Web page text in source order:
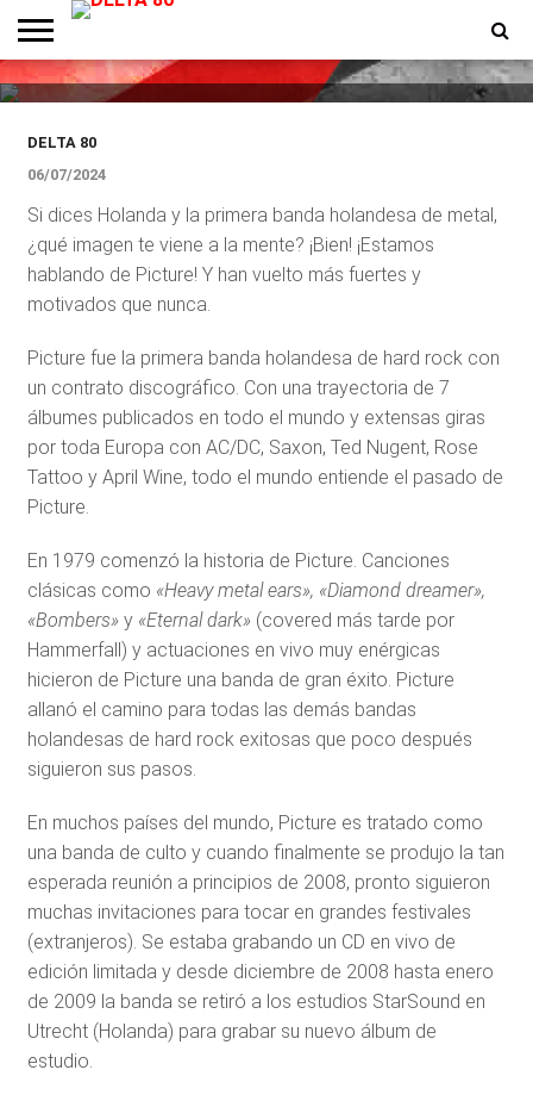
ENTREVISTAS
PREMIOS
PRODUCCIONES
PROGRAMACION
CONTACTO
HOMEPAGE
Picture vuelve a Latinoamérica
¿vendrán a Argentina?
DELTA 80
06/07/2024
Si dices Holanda y la primera banda holandesa de metal,
¿qué imagen te viene a la mente? ¡Bien! ¡Estamos
hablando de Picture! Y han vuelto más fuertes y
motivados que nunca.
Picture fue la primera banda holandesa de hard rock con
un contrato discográfico. Con una trayectoria de 7
álbumes publicados en todo el mundo y extensas giras
por toda Europa con AC/DC, Saxon, Ted Nugent, Rose
Tattoo y April Wine, todo el mundo entiende el pasado de
Picture.
En 1979 comenzó la historia de Picture. Canciones
clásicas como «Heavy metal ears», «Diamond dreamer»,
«Bombers»y «Eternal dark»(covered más tarde por
Hammerfall) y actuaciones en vivo muy enérgicas
hicieron de Picture una banda de gran éxito. Picture
allanó el camino para todas las demás bandas
holandesas de hard rock exitosas que poco después
siguieron sus pasos.
En muchos países del mundo, Picture es tratado como
una banda de culto y cuando finalmente se produjo la tan
esperada reunión a principios de 2008, pronto siguieron
muchas invitaciones para tocar en grandes festivales
(extranjeros). Se estaba grabando un CD en vivo de
edición limitada y desde diciembre de 2008 hasta enero
de 2009 la banda se retiró a los estudios StarSound en
Utrecht (Holanda) para grabar su nuevo álbum de
estudio.